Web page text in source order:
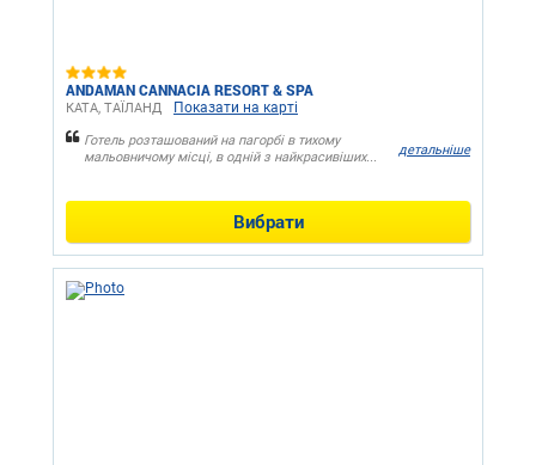
ANDAMAN CANNACIA RESORT & SPA
КАТА, ТАЇЛАНД Показати на карті
Готель розташований на пагорбі в тихому
мальовничому місці, в одній з найкрасивіших...
детальніше
Вибрати